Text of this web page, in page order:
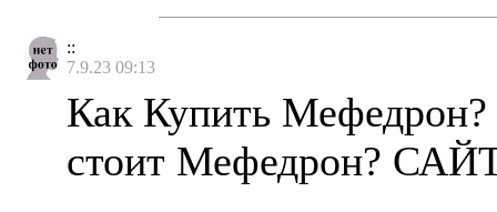
::
7.9.23 09:13
Как Купить
стоит Мефедрон?